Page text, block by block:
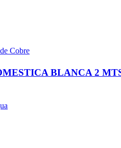
BLANCA 2
Cobre